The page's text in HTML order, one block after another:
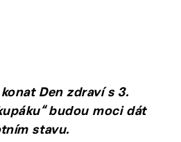
Den zdraví s 3.
budou moci dát
stavu.